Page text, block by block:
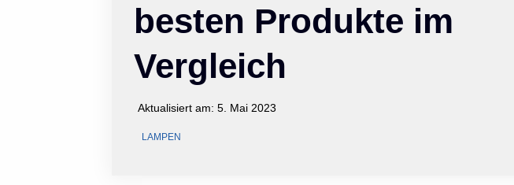
besten Produkte im
Vergleich
Aktualisiert am:5. Mai 2023
LAMPEN